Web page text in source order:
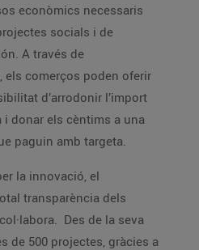
socials i de
A través de
d’arrodonir l’import
donar els cèntims a una
que paguin amb targeta.
la innovació, el
dels
Des de la seva
de 500 projectes, gràcies a